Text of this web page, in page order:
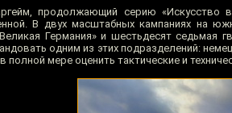
продолжающий серию «Искусство
В двух масштабных кампаниях на
Германия» и шестьдесят седьмая
одним из этих подразделений:
полной мере оценить тактические и